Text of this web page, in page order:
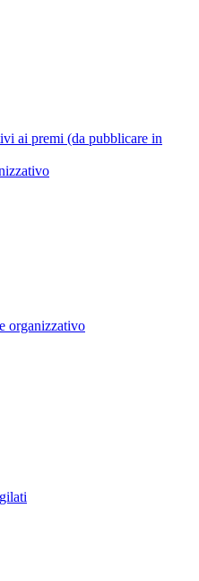
ai premi (da pubblicare in
organizzativo